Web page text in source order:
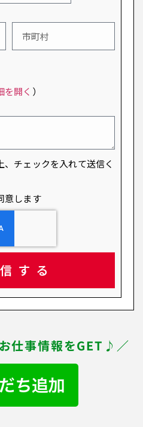
を開く ）
チェックを入れて送信く
意します
する
仕事情報をGET♪／